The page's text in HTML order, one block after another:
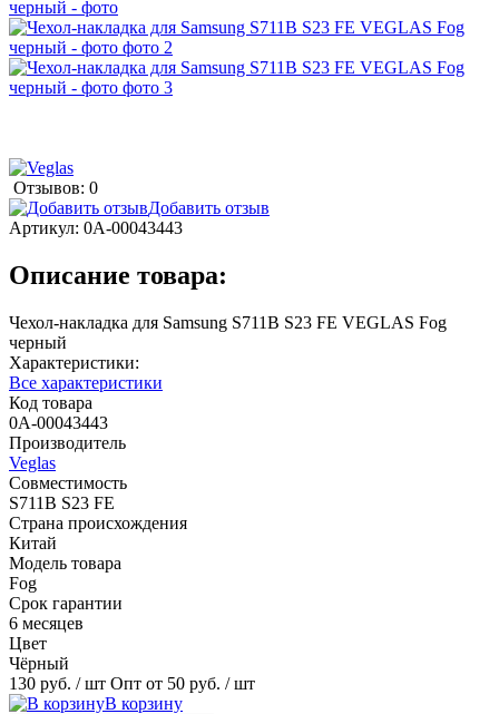
Отзывов: 0
Добавить отзыв
Артикул: 0А-00043443
Описание товара:
Чехол-накладка для Samsung S711B S23 FE VEGLAS Fog
черный
Характеристики:
Все характеристики
Код товара
0А-00043443
Производитель
Veglas
Совместимость
S711B S23 FE
Страна происхождения
Китай
Модель товара
Fog
Срок гарантии
6 месяцев
Цвет
Чёрный
130 руб. / шт Опт от 50 руб. / шт
В корзину